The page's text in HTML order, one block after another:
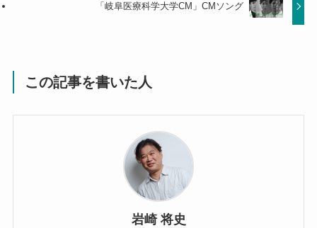
「岐阜医療科学大学CM」CMソング
この記事を書いた人
岩崎 将史